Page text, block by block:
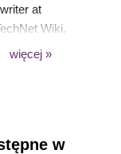
at
Wiki.
Learn to
więcej »
w